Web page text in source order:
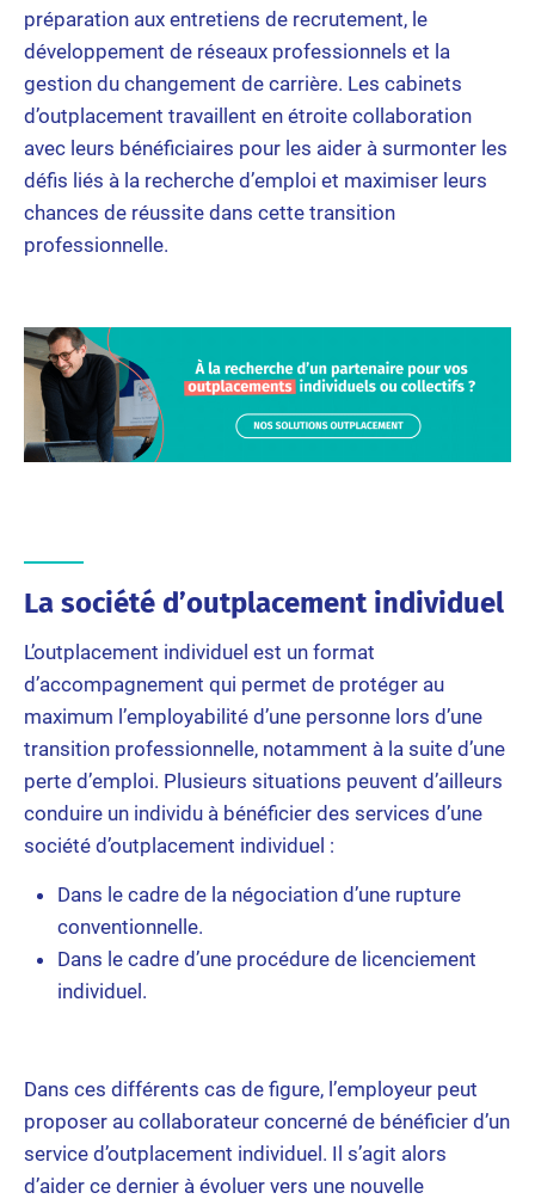
préparation aux entretiens de recrutement, le
développement de réseaux professionnels et la
gestion du changement de carrière. Les cabinets
d’outplacement travaillent en étroite collaboration
avec leurs bénéficiaires pour les aider à surmonter les
défis liés à la recherche d’emploi et maximiser leurs
chances de réussite dans cette transition
professionnelle.
La société d’outplacement individuel
L’outplacement individuel est un format
d’accompagnement qui permet de protéger au
maximum l’employabilité d’une personne lors d’une
transition professionnelle, notamment à la suite d’une
perte d’emploi. Plusieurs situations peuvent d’ailleurs
conduire un individu à bénéficier des services d’une
société d’outplacement individuel :
Dans le cadre de la négociation d’une rupture
conventionnelle.
Dans le cadre d’une procédure de licenciement
individuel.
Dans ces différents cas de figure, l’employeur peut
proposer au collaborateur concerné de bénéficier d’un
service d’outplacement individuel. Il s’agit alors
d’aider ce dernier à évoluer vers une nouvelle